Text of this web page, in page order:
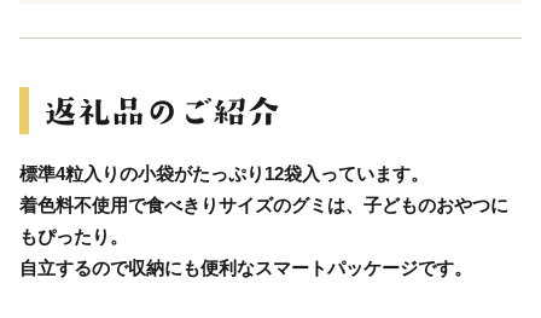
標準4粒入りの小袋がたっぷり12袋入っています。
着色料不使用で食べきりサイズのグミは、子どものおやつに
もぴったり。
自立するので収納にも便利なスマートパッケージです。